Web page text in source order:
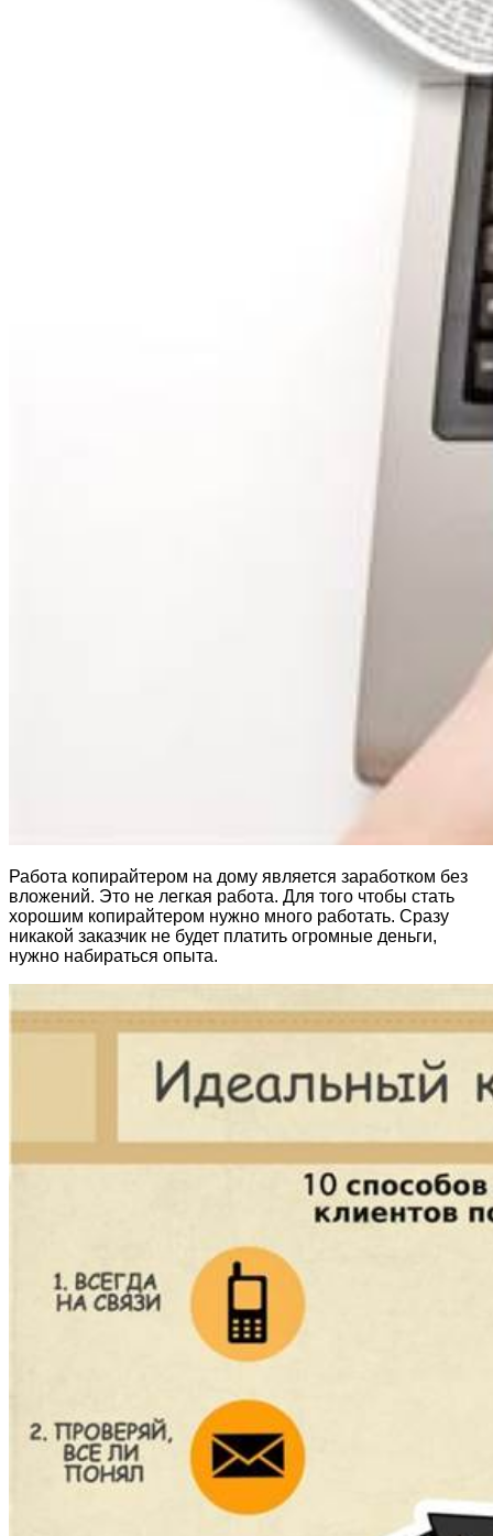
Работа копирайтером на дому является заработком без
вложений. Это не легкая работа. Для того чтобы стать
хорошим копирайтером нужно много работать. Сразу
никакой заказчик не будет платить огромные деньги,
нужно набираться опыта.